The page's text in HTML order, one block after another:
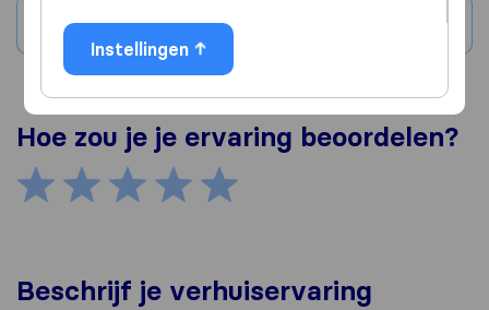
Land
Hoe zou je je ervaring beoordelen?
Beschrijf je verhuiservaring
Instellingen